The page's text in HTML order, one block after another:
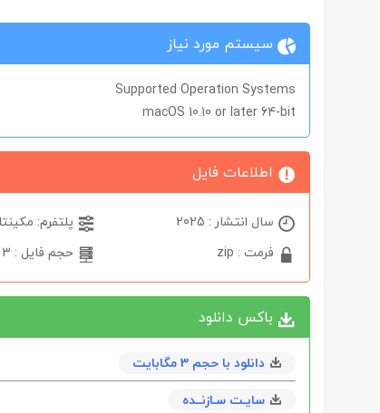
سیستم مورد نیاز
Supported Operation Systems
macOS 10.10 or later 64-bit
اطلاعات فایل
سال انتشار : 2025 پلتفرم:
فرمت : zip
حجم فایل : 3 مگابایت
باکس دانلود
دانلود با حجم 3 مگابايت
سایـت سـازنــده